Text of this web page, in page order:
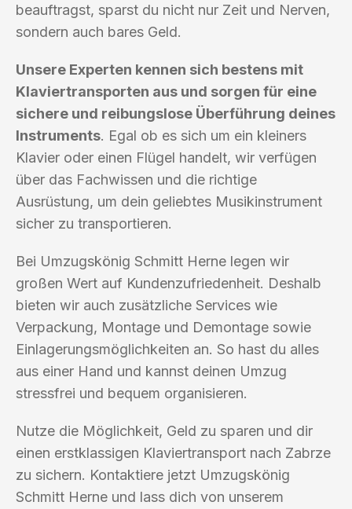
beauftragst, sparst du nicht nur Zeit und Nerven,
sondern auch bares Geld.
Unsere Experten kennen sich bestens mit
Klaviertransporten aus und sorgen für eine
sichere und reibungslose Überführung deines
Instruments. Egal ob es sich um ein kleiners
Klavier oder einen Flügel handelt, wir verfügen
über das Fachwissen und die richtige
Ausrüstung, um dein geliebtes Musikinstrument
sicher zu transportieren.
Bei Umzugskönig Schmitt Herne legen wir
großen Wert auf Kundenzufriedenheit. Deshalb
bieten wir auch zusätzliche Services wie
Verpackung, Montage und Demontage sowie
Einlagerungsmöglichkeiten an. So hast du alles
aus einer Hand und kannst deinen Umzug
stressfrei und bequem organisieren.
Nutze die Möglichkeit, Geld zu sparen und dir
einen erstklassigen Klaviertransport nach Zabrze
zu sichern. Kontaktiere jetzt Umzugskönig
Schmitt Herne und lass dich von unserem